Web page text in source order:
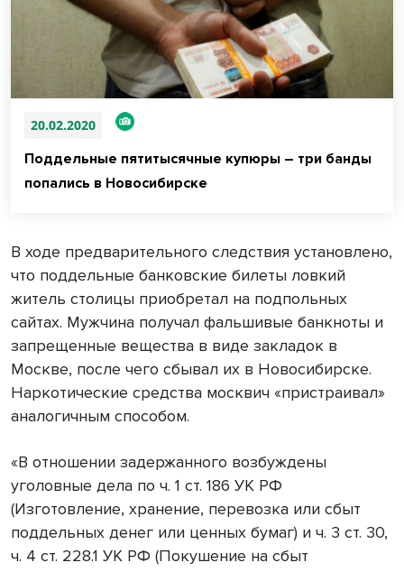
20.02.2020
Поддельные пятитысячные купюры – три банды
попались в Новосибирске
В ходе предварительного следствия установлено,
что поддельные банковские билеты ловкий
житель столицы приобретал на подпольных
сайтах. Мужчина получал фальшивые банкноты и
запрещенные вещества в виде закладок в
Москве, после чего сбывал их в Новосибирске.
Наркотические средства москвич «пристраивал»
аналогичным способом.
«В отношении задержанного возбуждены
уголовные дела по ч. 1 ст. 186 УК РФ
(Изготовление, хранение, перевозка или сбыт
поддельных денег или ценных бумаг) и ч. 3 ст. 30,
ч. 4 ст. 228.1 УК РФ (Покушение на сбыт